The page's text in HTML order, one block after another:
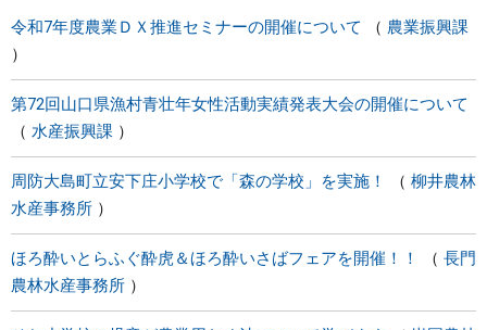
令和7年度農業ＤＸ推進セミナーの開催について 農業振興課
第72回山口県漁村青壮年女性活動実績発表大会の開催について
水産振興課
周防大島町立安下庄小学校で「森の学校」を実施！
柳井農林
水産事務所
ほろ酔いとらふぐ酔虎＆ほろ酔いさばフェアを開催！！
長門
農林水産事務所